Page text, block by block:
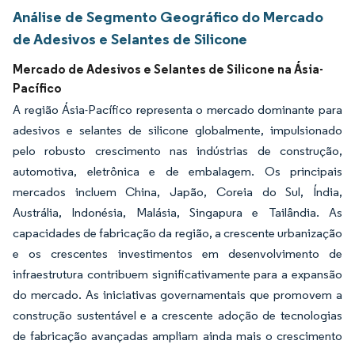
Análise de Segmento Geográfico do Mercado
de Adesivos e Selantes de Silicone
Mercado de Adesivos e Selantes de Silicone na Ásia-
Pacífico
A região Ásia-Pacífico representa o mercado dominante para
adesivos e selantes de silicone globalmente, impulsionado
pelo robusto crescimento nas indústrias de construção,
automotiva, eletrônica e de embalagem. Os principais
mercados incluem China, Japão, Coreia do Sul, Índia,
Austrália, Indonésia, Malásia, Singapura e Tailândia. As
capacidades de fabricação da região, a crescente urbanização
e os crescentes investimentos em desenvolvimento de
infraestrutura contribuem significativamente para a expansão
do mercado. As iniciativas governamentais que promovem a
construção sustentável e a crescente adoção de tecnologias
de fabricação avançadas ampliam ainda mais o crescimento